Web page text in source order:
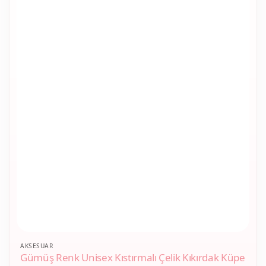
AKSESUAR
Gümüş Renk Unisex Kıstırmalı Çelik Kıkırdak Küpe